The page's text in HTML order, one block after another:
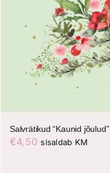
Salvrätikud “Kaunid jõulud”
€4,50 sisaldab KM